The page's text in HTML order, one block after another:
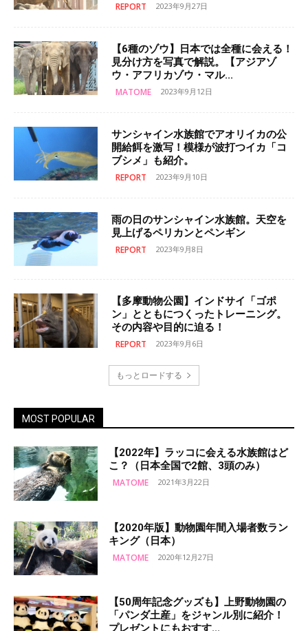
REPORT 2023年9月27日
【6種のゾウ】日本では全種に会える！
見分け方を写真で解説。【アジアゾ
ウ・アフリカゾウ・マル...
MATOME 2023年9月12日
サンシャイン水族館でアオリイカの公
開給餌を激写！模様が波打つイカ「コ
ブシメ」も紹介。
REPORT 2023年9月10日
雨の日のサンシャイン水族館。天空を
見上げるペリカンとペンギン
REPORT 2023年9月8日
【多摩動物公園】インドサイ「ゴポ
ン」とともにつくったトレーニング。
その内容や目的に迫る！
REPORT 2023年9月6日
もっとロードする
MOST POPULAR
【2022年】ラッコに会える水族館はど
こ？（日本全国で2館、3頭のみ）
MATOME 2021年3月22日
【2020年版】動物園年間入場者数ラン
キング（日本）
MATOME 2020年12月27日
【50周年記念グッズも】上野動物園の
「パンダ土産」をジャンル別に紹介！
プレゼントにもおすす...